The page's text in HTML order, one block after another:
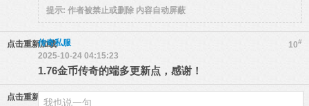
提示: 作者被禁止或删除 内容自动屏蔽
点击重新加载 10#
传奇私服
2025-10-24 04:15:23
1.76金币传奇的端多更新点，感谢！
点击重新加载